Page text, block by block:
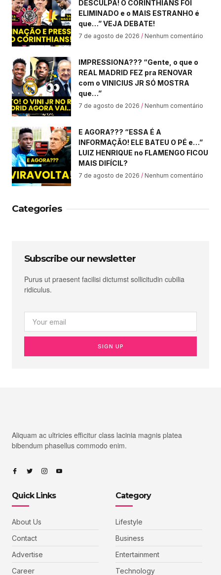
DESCULPA! O CORINTHIANS FOI
ELIMINADO e o MAIS ESTRANHO é
que…” VEJA DEBATE!
7 de agosto de 2026 Nenhum comentário
IMPRESSIONA??? “Gente, o que o
REAL MADRID FEZ pra RENOVAR
com o VINICIUS JR SÓ MOSTRA
que…”
7 de agosto de 2026 Nenhum comentário
E AGORA??? “ESSA É A
INFORMAÇÃO! ELE BATEU O PÉ e…”
LUIZ HENRIQUE no FLAMENGO FICOU
MAIS DIFÍCIL?
7 de agosto de 2026 Nenhum comentário
Categories
Subscribe our newsletter
Purus ut praesent facilisi dictumst sollicitudin cubilia
ridiculus.
SIGN UP
Aliquam ac ultricies efficitur class lacinia magnis platea
bibendum phasellus commodo enim.
Quick Links
About Us
Contact
Advertise
Career
Category
Lifestyle
Business
Entertainment
Technology